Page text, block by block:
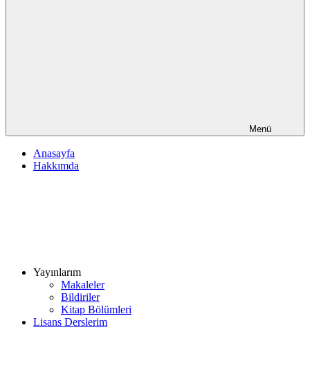
Menü
Anasayfa
Hakkımda
Yayınlarım
Makaleler
Bildiriler
Kitap Bölümleri
Lisans Derslerim